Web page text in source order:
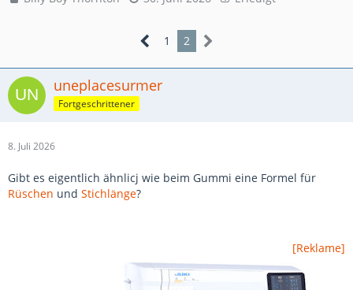
1 2
uneplacesurmer
Fortgeschrittener
8. Juli 2026
Gibt es eigentlich ähnlicj wie beim Gummi eine Formel für
Rüschen und Stichlänge?
[Reklame]